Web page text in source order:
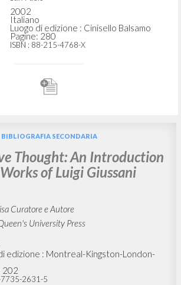
2002
Italiano
Luogo di edizione : Cinisello Balsamo
Pagine: 280
ISBN : 88-215-4768-X
BIBLIOGRAFIA SECONDARIA
Thought: An Introduction
of Luigi Giussani
Curatore e Autore
University Press
edizione : Montreal-Kingston-London-
202
7735-2631-5